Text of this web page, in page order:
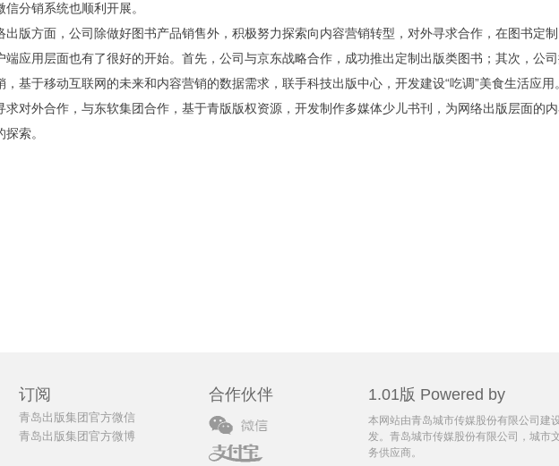
信分销系统也顺利开展。
出版方面，公司除做好图书产品销售外，积极努力探索向内容营销转型，对外寻求合作，在图书定
端应用层面也有了很好的开始。首先，公司与京东战略合作，成功推出定制出版类图书；其次，公
，基于移动互联网的未来和内容营销的数据需求，联手科技出版中心，开发建设“吃调”美食生活应用
求对外合作，与东软集团合作，基于青版版权资源，开发制作多媒体少儿书刊，为网络出版层面的
索。
订阅
青岛出版集团官方微信
青岛出版集团官方微博
合作伙伴 1.01版 Powered by
本网站由青岛城市传媒股份有限公司建
发。青岛城市传媒股份有限公司，城市
务供应商。